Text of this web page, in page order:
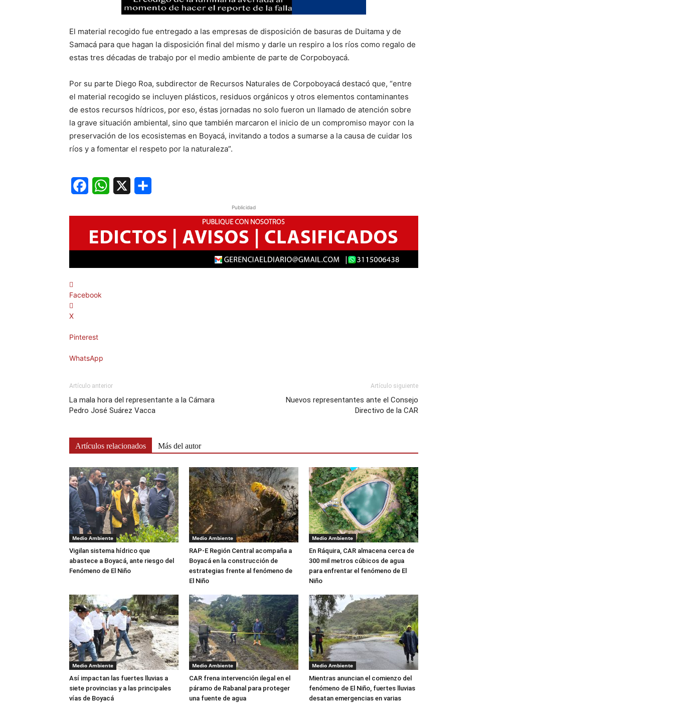
El material recogido fue entregado a las empresas de disposición de basuras de Duitama y de
Samacá para que hagan la disposición final del mismo y darle un respiro a los ríos como regalo de
estas tres décadas de trabajo por el medio ambiente de parte de Corpoboyacá.
Por su parte Diego Roa, subdirector de Recursos Naturales de Corpoboyacá destacó que, “entre
el material recogido se incluyen plásticos, residuos orgánicos y otros elementos contaminantes
de estos recursos hídricos, por eso, éstas jornadas no solo fueron un llamado de atención sobre
la grave situación ambiental, sino que también marcaron el inicio de un compromiso mayor con la
preservación de los ecosistemas en Boyacá, invitando a todos a sumarse a la causa de cuidar los
ríos y a fomentar el respeto por la naturaleza”.
Publicidad
Facebook
X
Pinterest
WhatsApp
Artículo anterior
La mala hora del representante a la Cámara
Pedro José Suárez Vacca
Artículo siguiente
Nuevos representantes ante el Consejo
Directivo de la CAR
Artículos relacionados Más del autor
Medio Ambiente
Vigilan sistema hídrico que
abastece a Boyacá, ante riesgo del
Fenómeno de El Niño
Medio Ambiente
RAP-E Región Central acompaña a
Boyacá en la construcción de
estrategias frente al fenómeno de
El Niño
Medio Ambiente
En Ráquira, CAR almacena cerca de
300 mil metros cúbicos de agua
para enfrentar el fenómeno de El
Niño
Medio Ambiente
Así impactan las fuertes lluvias a
siete provincias y a las principales
vías de Boyacá
Medio Ambiente
CAR frena intervención ilegal en el
páramo de Rabanal para proteger
una fuente de agua
Medio Ambiente
Mientras anuncian el comienzo del
fenómeno de El Niño, fuertes lluvias
desatan emergencias en varias